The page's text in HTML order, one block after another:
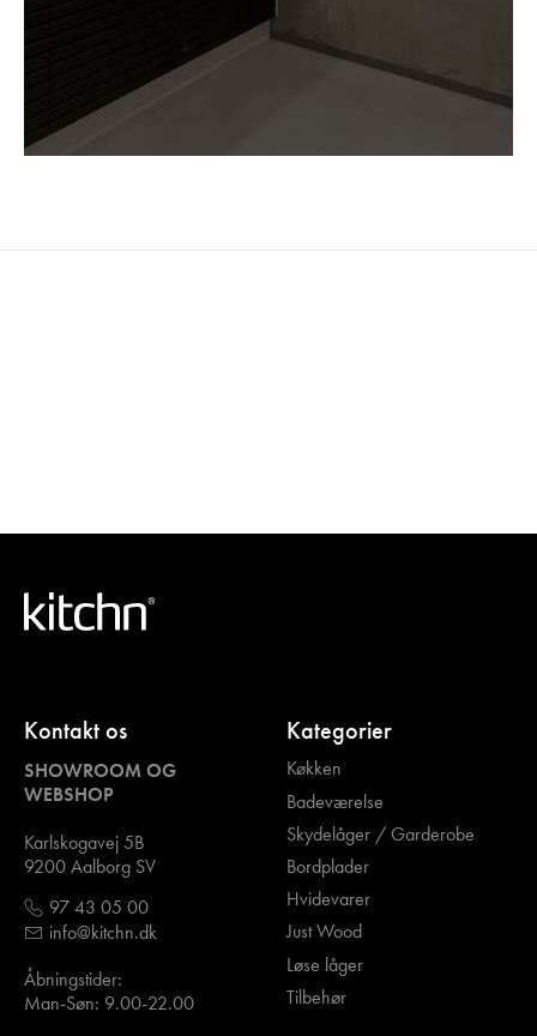
Kontakt os
SHOWROOM OG
WEBSHOP
Karlskogavej 5B
9200 Aalborg SV
97 43 05 00
info@kitchn.dk
Åbningstider:
Man-Søn: 9.00-22.00
Kategorier
Køkken
Badeværelse
Skydelåger / Garderobe
Bordplader
Hvidevarer
Just Wood
Løse låger
Tilbehør